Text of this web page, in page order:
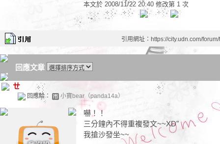
本文於 2008/11/22 20:40 修改第 1 次
引用網址：https://city.udn.com/
回應文章
ㄝ
回應給： 小寶bear（panda14a）
嚇！！
三分鐘內不得重複發文~~XD"
我搶沙發坐~~